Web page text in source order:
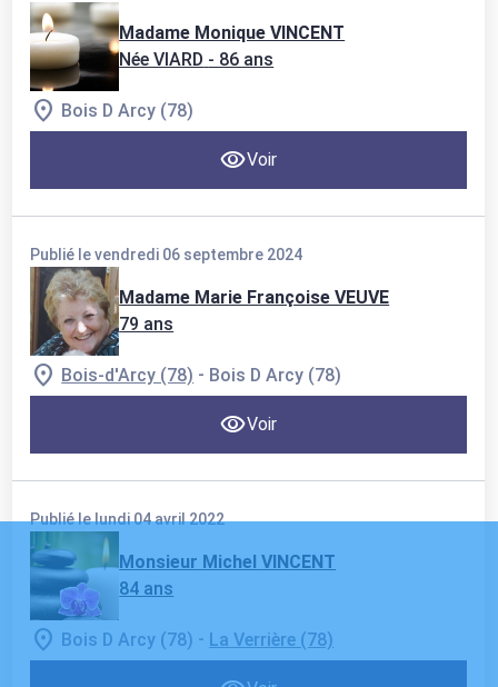
Madame Monique VINCENT
Née VIARD - 86 ans
Bois D Arcy (78)
Voir
Publié le vendredi 06 septembre 2024
Madame Marie Françoise VEUVE
79 ans
Bois-d'Arcy (78) - Bois D Arcy (78)
Voir
Publié le lundi 04 avril 2022
Monsieur Michel VINCENT
84 ans
Bois D Arcy (78) - La Verrière (78)